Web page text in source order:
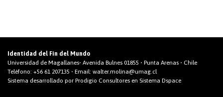
Identidad del Fin del Mundo
Universidad de Magallanes• Avenida Bulnes 01855 • Punta Arenas • Chile
Teléfono: +56 61 207135 • Email: walter.molina@umag.cl
Sistema desarrollado por Prodigio Consultores en Sistema Dspace